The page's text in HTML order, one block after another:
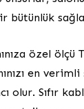
bütünlük
özel ölçü
en
olur. Sıfır